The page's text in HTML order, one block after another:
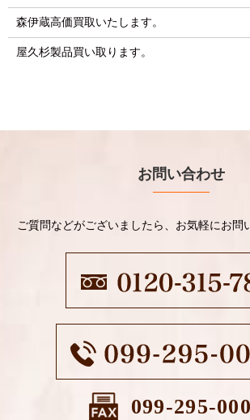
森伊蔵高価買取いたします。
屋久杉製品買い取ります。
お問い合わせ
ご質問などがございましたら、お気軽にお問
099-295-